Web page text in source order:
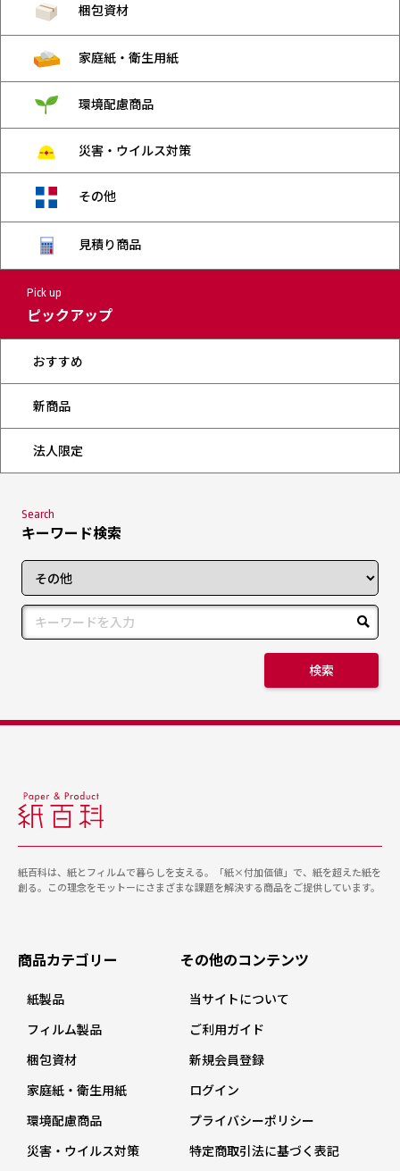
梱包資材
家庭紙・衛生用紙
環境配慮商品
災害・ウイルス対策
その他
見積り商品
Pick up
ピックアップ
おすすめ
新商品
法人限定
Search
キーワード検索
検索
紙百科は、紙とフィルムで暮らしを支える。「紙×付加価値」で、紙を超えた紙を
創る。この理念をモットーにさまざまな課題を解決する商品をご提供しています。
商品カテゴリー
紙製品
フィルム製品
梱包資材
家庭紙・衛生用紙
環境配慮商品
災害・ウイルス対策
その他のコンテンツ
当サイトについて
ご利用ガイド
新規会員登録
ログイン
プライバシーポリシー
特定商取引法に基づく表記